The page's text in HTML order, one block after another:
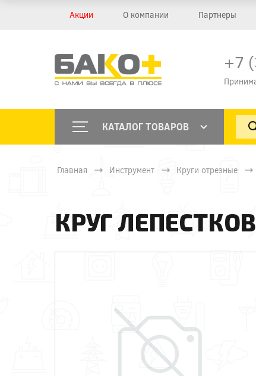
Акции О компании Партнеры
+7
КАТАЛОГ ТОВАРОВ
Главная Инструмент Круги отрезные
КРУГ